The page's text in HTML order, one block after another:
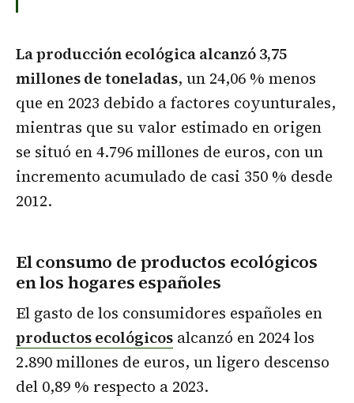
La producción ecológica alcanzó 3,75
millones de toneladas, un 24,06 % menos
que en 2023 debido a factores coyunturales,
mientras que su valor estimado en origen
se situó en 4.796 millones de euros, con un
incremento acumulado de casi 350 % desde
2012.
El consumo de productos ecológicos
en los hogares españoles
El gasto de los consumidores españoles en
productos ecológicos alcanzó en 2024 los
2.890 millones de euros, un ligero descenso
del 0,89 % respecto a 2023.